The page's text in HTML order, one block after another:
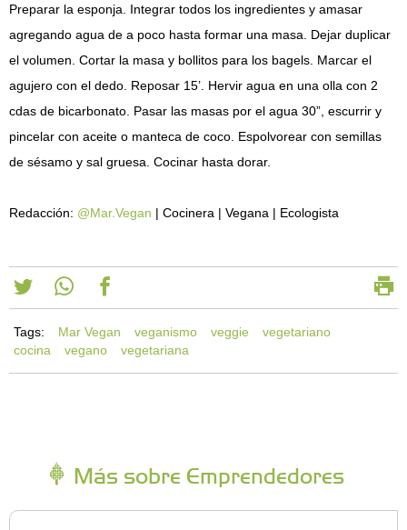
Preparar la esponja. Integrar todos los ingredientes y amasar
agregando agua de a poco hasta formar una masa. Dejar duplicar
el volumen. Cortar la masa y bollitos para los bagels. Marcar el
agujero con el dedo. Reposar 15’. Hervir agua en una olla con 2
cdas de bicarbonato. Pasar las masas por el agua 30”, escurrir y
pincelar con aceite o manteca de coco. Espolvorear con semillas
de sésamo y sal gruesa. Cocinar hasta dorar.
Redacción: @Mar.Vegan | Cocinera | Vegana | Ecologista
Tags: Mar Vegan veganismo veggie
vegetariano
cocina
vegano vegetariana
Más sobre Emprendedores